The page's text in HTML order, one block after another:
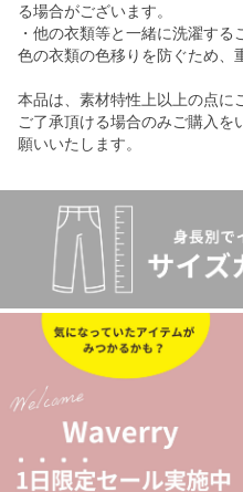
る場合がございます。
・他の衣類等と一緒に洗濯す
色の衣類の色移りを防ぐため、
本品は、素材特性上以上の点に
ご了承頂ける場合のみご購入を
願いいたします。